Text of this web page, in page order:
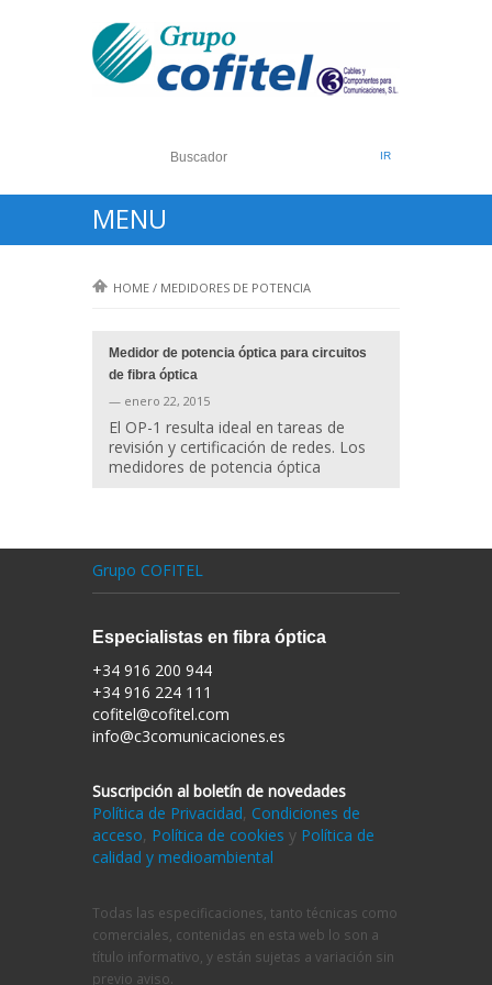
MENU
HOME / MEDIDORES DE POTENCIA
Medidor de potencia óptica para circuitos
de fibra óptica
— enero 22, 2015
El OP-1 resulta ideal en tareas de
revisión y certificación de redes. Los
medidores de potencia óptica
Grupo COFITEL
Especialistas en fibra óptica
+34 916 200 944
+34 916 224 111
cofitel@cofitel.com
info@c3comunicaciones.es
Suscripción al boletín de novedades
Política de Privacidad, Condiciones de
acceso, Política de cookies y Política de
calidad y medioambiental
Todas las especificaciones, tanto técnicas como
comerciales, contenidas en esta web lo son a
título informativo, y están sujetas a variación sin
previo aviso.